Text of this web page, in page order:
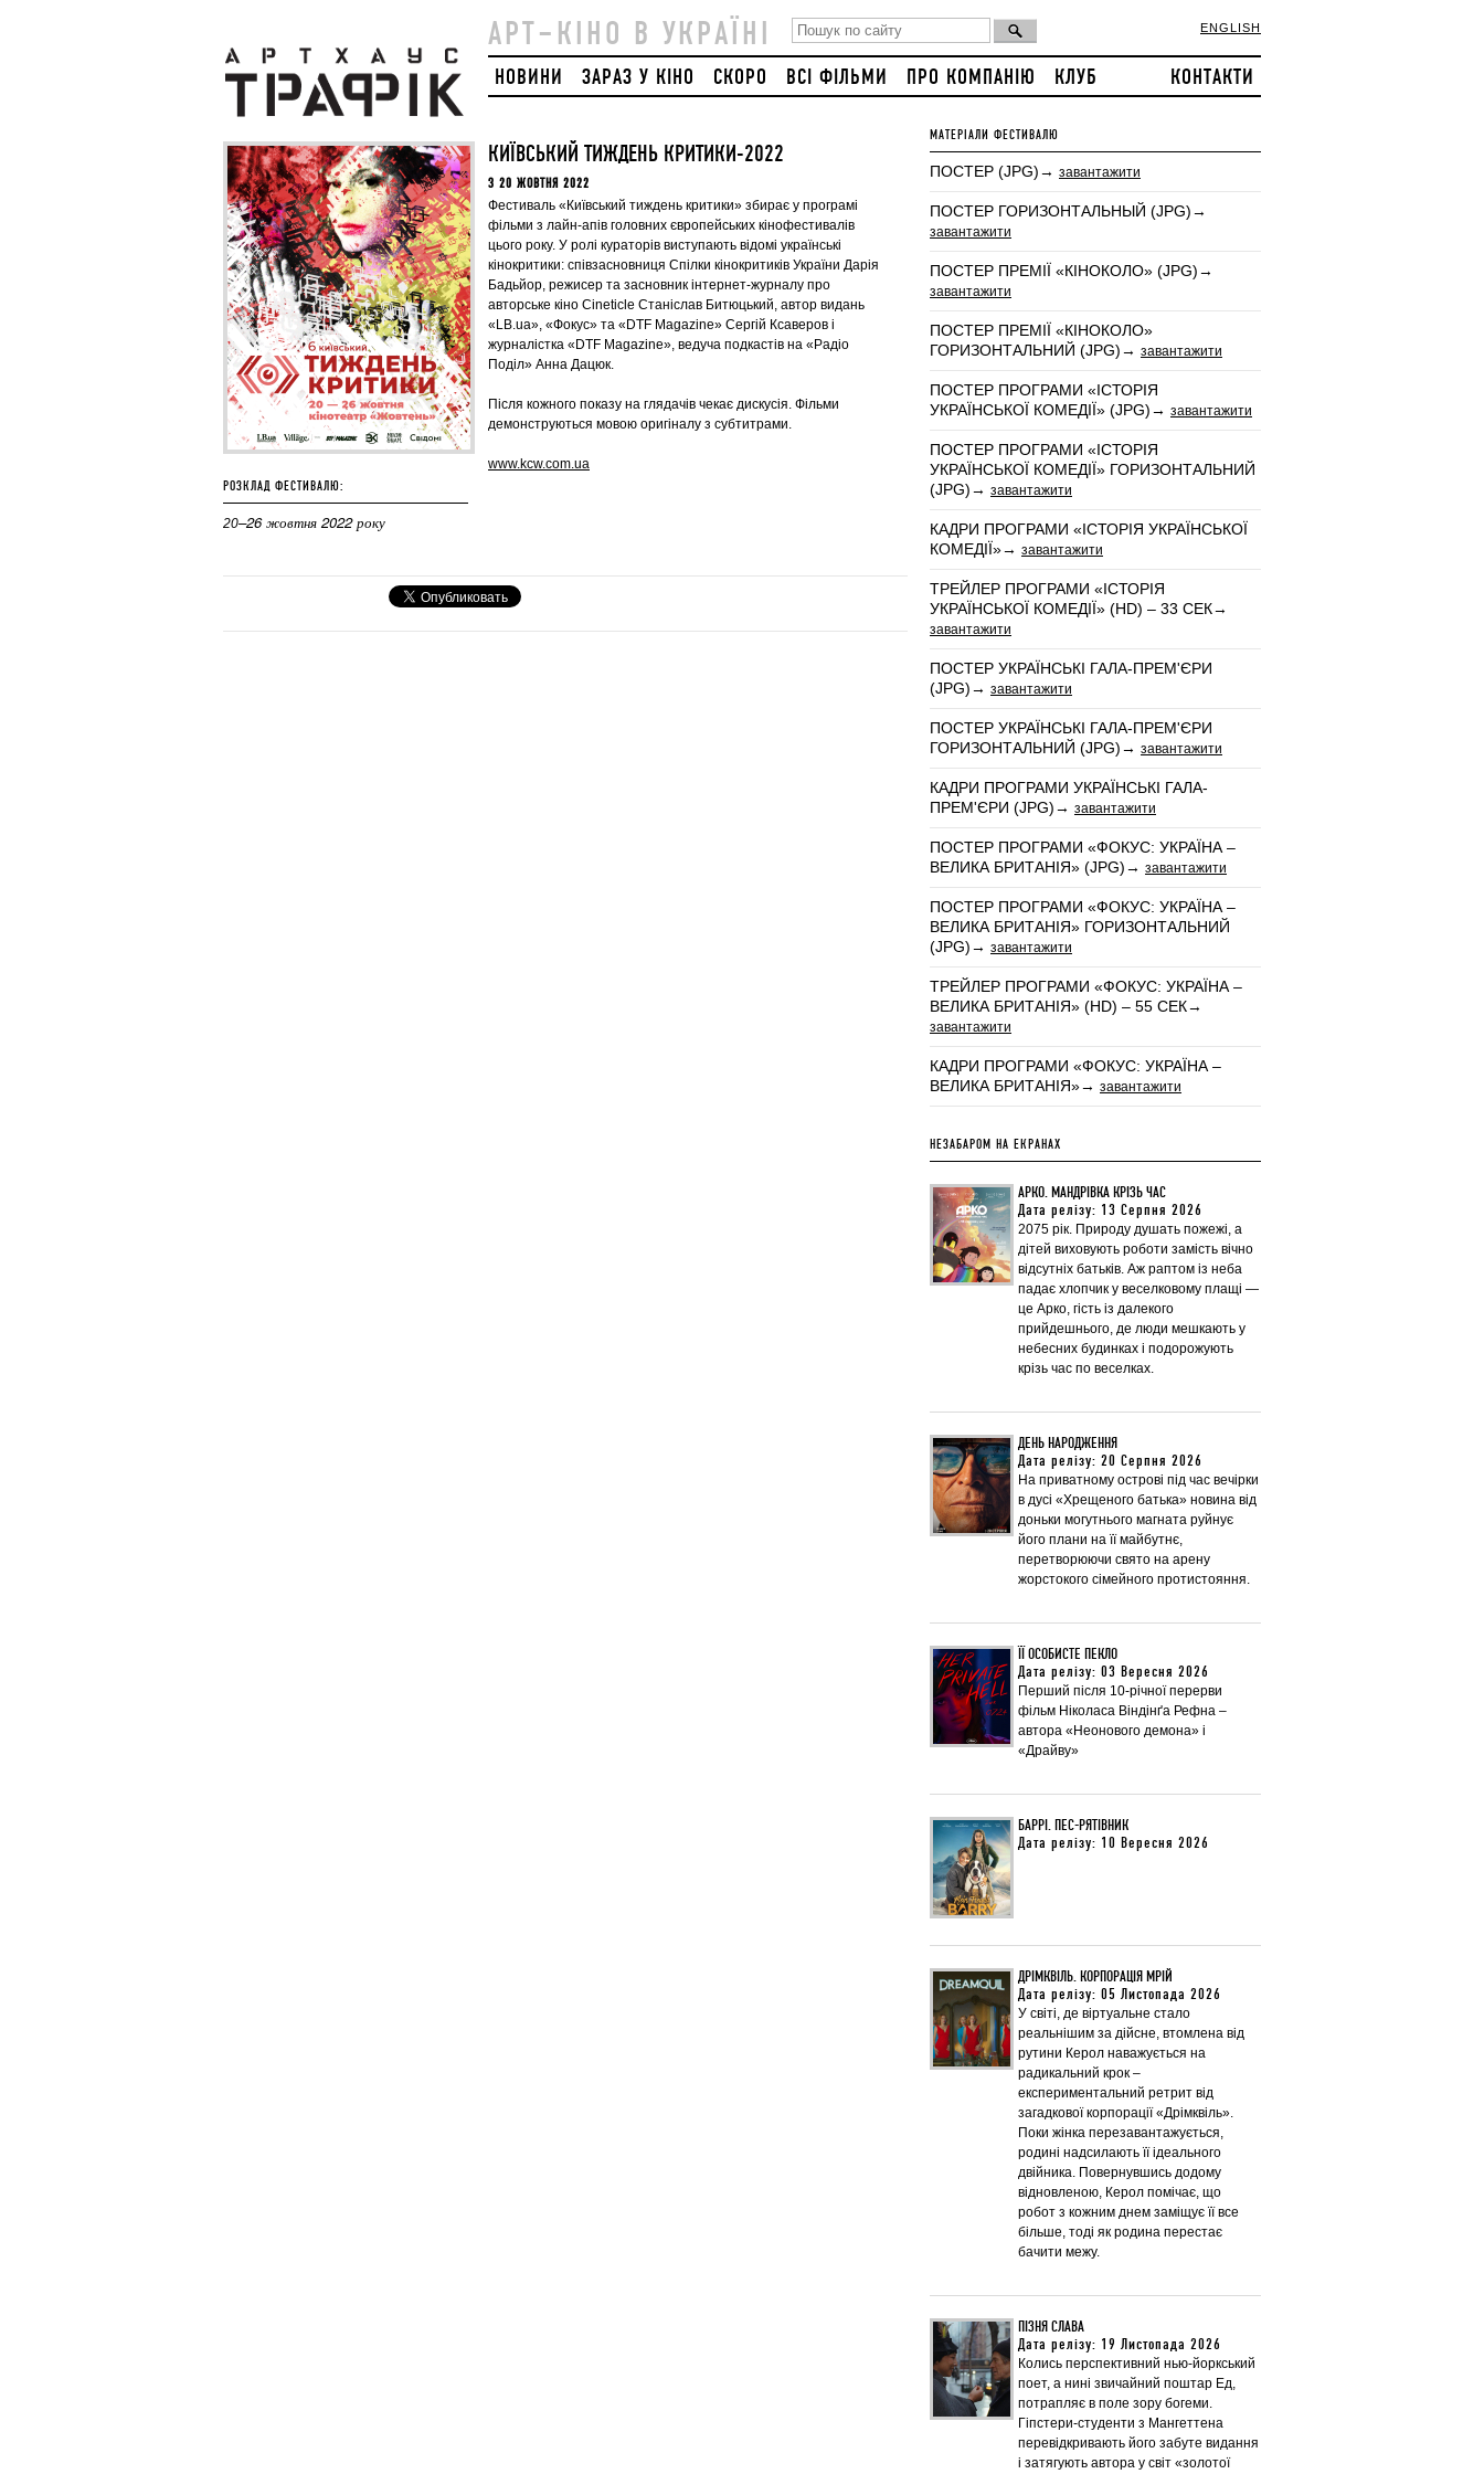
АРТ–КІНО В УКРАЇНІ ENGLISH
НОВИНИ ЗАРАЗ У КІНО СКОРО ВСІ ФІЛЬМИ ПРО КОМПАНІЮ КЛУБ КОНТАКТИ
РОЗКЛАД ФЕСТИВАЛЮ:
20–26 жовтня 2022 року
КИЇВСЬКИЙ ТИЖДЕНЬ КРИТИКИ-2022
З 20 ЖОВТНЯ 2022
Фестиваль «Київський тиждень критики» збирає у програмі
фільми з лайн-апів головних європейських кінофестивалів
цього року. У ролі кураторів виступають відомі українські
кінокритики: співзасновниця Спілки кінокритиків України Дарія
Бадьйoр, режисер та засновник інтернет-журналу про
авторське кіно Cineticle Станіслав Битюцький, автор видань
«LB.ua», «Фокус» та «DTF Magazine» Сергій Ксаверов і
журналістка «DTF Magazine», ведуча подкастів на «Радіо
Поділ» Анна Дацюк.
Після кожного показу на глядачів чекає дискусія. Фільми
демонструються мовою оригіналу з субтитрами.
www.kcw.com.ua
МАТЕРІАЛИ ФЕСТИВАЛЮ
ПОСТЕР (JPG)→ завантажити
ПОСТЕР ГОРИЗОНТАЛЬНЫЙ (JPG)→
завантажити
ПОСТЕР ПРЕМІЇ «КІНОКОЛО» (JPG)→
завантажити
ПОСТЕР ПРЕМІЇ «КІНОКОЛО»
ГОРИЗОНТАЛЬНИЙ (JPG)→ завантажити
ПОСТЕР ПРОГРАМИ «ІСТОРІЯ
УКРАЇНСЬКОЇ КОМЕДІЇ» (JPG)→ завантажити
ПОСТЕР ПРОГРАМИ «ІСТОРІЯ
УКРАЇНСЬКОЇ КОМЕДІЇ» ГОРИЗОНТАЛЬНИЙ
(JPG)→ завантажити
КАДРИ ПРОГРАМИ «ІСТОРІЯ УКРАЇНСЬКОЇ
КОМЕДІЇ»→ завантажити
ТРЕЙЛЕР ПРОГРАМИ «ІСТОРІЯ
УКРАЇНСЬКОЇ КОМЕДІЇ» (HD) – 33 СЕК→
завантажити
ПОСТЕР УКРАЇНСЬКІ ГАЛА-ПРЕМ'ЄРИ
(JPG)→ завантажити
ПОСТЕР УКРАЇНСЬКІ ГАЛА-ПРЕМ'ЄРИ
ГОРИЗОНТАЛЬНИЙ (JPG)→ завантажити
КАДРИ ПРОГРАМИ УКРАЇНСЬКІ ГАЛА-
ПРЕМ'ЄРИ (JPG)→ завантажити
ПОСТЕР ПРОГРАМИ «ФОКУС: УКРАЇНА –
ВЕЛИКА БРИТАНІЯ» (JPG)→ завантажити
ПОСТЕР ПРОГРАМИ «ФОКУС: УКРАЇНА –
ВЕЛИКА БРИТАНІЯ» ГОРИЗОНТАЛЬНИЙ
(JPG)→ завантажити
ТРЕЙЛЕР ПРОГРАМИ «ФОКУС: УКРАЇНА –
ВЕЛИКА БРИТАНІЯ» (HD) – 55 СЕК→
завантажити
КАДРИ ПРОГРАМИ «ФОКУС: УКРАЇНА –
ВЕЛИКА БРИТАНІЯ»→ завантажити
НЕЗАБАРОМ НА ЕКРАНАХ
АРКО. МАНДРІВКА КРІЗЬ ЧАС
Дата релізу: 13 Серпня 2026
2075 рік. Природу душать пожежі, а
дітей виховують роботи замість вічно
відсутніх батьків. Аж раптом із неба
падає хлопчик у веселковому плащі —
це Арко, гість із далекого
прийдешнього, де люди мешкають у
небесних будинках і подорожують
крізь час по веселках.
ДЕНЬ НАРОДЖЕННЯ
Дата релізу: 20 Серпня 2026
На приватному острові під час вечірки
в дусі «Хрещеного батька» новина від
доньки могутнього магната руйнує
його плани на її майбутнє,
перетворюючи свято на арену
жорстокого сімейного протистояння.
ЇЇ ОСОБИСТЕ ПЕКЛО
Дата релізу: 03 Вересня 2026
Перший після 10-річної перерви
фільм Ніколаса Віндінґа Рефна –
автора «Неонового демона» і
«Драйву»
БАРРІ. ПЕС-РЯТІВНИК
Дата релізу: 10 Вересня 2026
ДРІМКВІЛЬ. КОРПОРАЦІЯ МРІЙ
Дата релізу: 05 Листопада 2026
У світі, де віртуальне стало
реальнішим за дійсне, втомлена від
рутини Керол наважується на
радикальний крок –
експериментальний ретрит від
загадкової корпорації «Дрімквіль».
Поки жінка перезавантажується,
родині надсилають її ідеального
двійника. Повернувшись додому
відновленою, Керол помічає, що
робот з кожним днем заміщує її все
більше, тоді як родина перестає
бачити межу.
ПІЗНЯ СЛАВА
Дата релізу: 19 Листопада 2026
Колись перспективний нью-йоркський
поет, а нині звичайний поштар Ед,
потрапляє в поле зору богеми.
Гіпстери-студенти з Мангеттена
перевідкривають його забуте видання
і затягують автора у світ «золотої